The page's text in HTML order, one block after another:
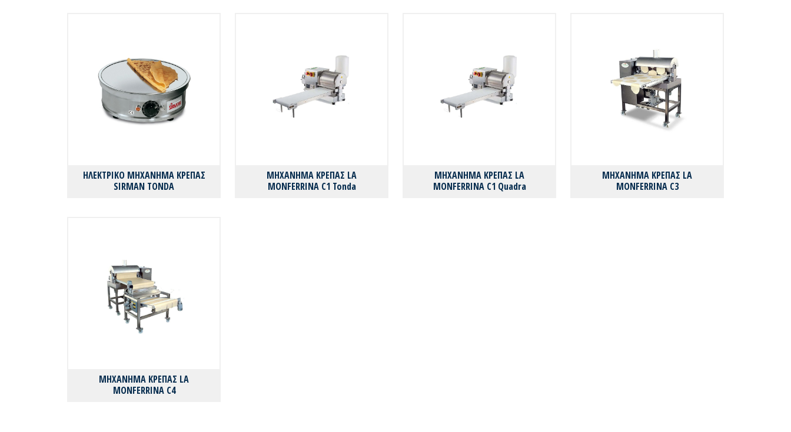
ΗΛΕΚΤΡΙΚΟ ΜΗΧΑΝΗΜΑ ΚΡΕΠΑΣ
SIRMAN TONDA
ΜΗΧΑΝΗΜΑ ΚΡΕΠΑΣ LA
MONFERRINA C1 Tonda
ΜΗΧΑΝΗΜΑ ΚΡΕΠΑΣ LA
MONFERRINA C1 Quadra
ΜΗΧΑΝΗΜΑ ΚΡΕΠΑΣ LA
MONFERRINA C3
ΜΗΧΑΝΗΜΑ ΚΡΕΠΑΣ LA
MONFERRINA C4